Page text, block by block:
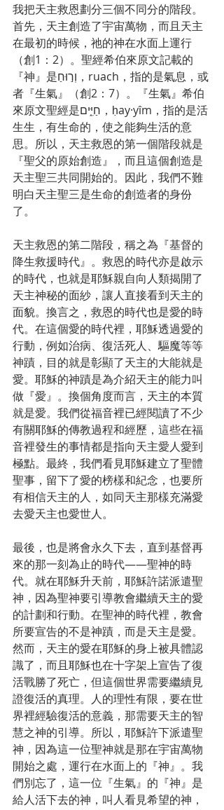
我把天主救恩劃分三個不同分的階段。
首先，天主創造了宇宙萬物，而且天主
在最初的時候，祂的神在水面上運行
（創1：2）。聖經希伯來原文記載的
『神』是וְר֣וּחַ，ruach，指的是氣息，或
者『生氣』（創2：7）。『生氣』希伯
來原文聖經是חַיִּ֑ים，ḥay·yîm，指的是活
生生，有生命的，使之能夠生活的意
思。所以，天主救恩的第一個階段就是
『聖父的原始創造』，而且這個創造是
天主聖三共同開始的。因此，我們不難
明白天主聖三是生命的創造者的身份
了。
天主救恩的第二階段，稱之為『基督的
降生救援時代』。救恩的時代亦是啟示
的時代，也就是耶穌親自向人類揭開了
天主神秘的面紗，讓人直接看到天主的
面貌。換言之，救恩的時代也是愛的時
代。在這個愛的時代裡，耶穌透過愛的
行動，例如治病、復活死人、驅魔等等
神蹟，目的就是彰顯了天主的大能就是
愛。耶穌的神蹟是為介紹天主的能力叫
做『愛』。換個角度而言，天主的本質
就是愛。我們從福音裡已經閱讀了不少
有關耶穌的傳教過程和經歷，這些在福
音裡發生的事情都是指向天主愛人愛到
極點。最終，我們看見耶穌建立了聖體
聖事，留下了愛的榜樣和紀念，也要所
有相信天主的人，如同天主那樣充滿愛
去愛天主也愛世人。
最後，也是將會永久下去，直到基督再
來的那一刻為止的時代——聖神的時
代。就在耶穌升天前，耶穌許諾派遣聖
神，因為聖神要引導教會繼續天主的愛
的計劃和行動。在聖神的時代裡，教會
所要宣告的不是神蹟，而是天主是愛。
然而，天主的愛在耶穌的身上被具體認
識了，而且耶穌也在十字架上宣告了復
活戰勝了死亡，但這個世界需要繼續見
證復活的真理。人的理性有限，要在世
界裡經驗復活的意義，那需要天主的智
慧之神的引導。所以，耶穌許下派遣聖
神，因為這一位聖神就是那在宇宙萬物
開始之處，運行在水面上的『神』。我
們別忘了，這一位『生氣』的『神』是
給人活下去的神，叫人看見希望的神，